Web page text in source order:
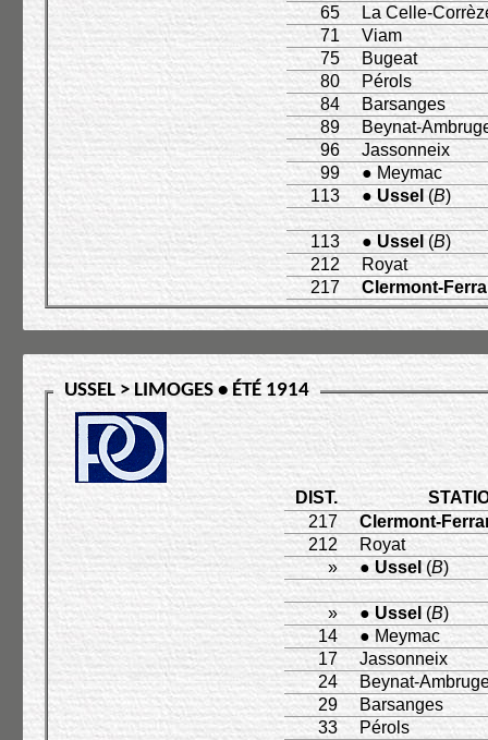
65
La Celle-
71
Viam
75
Bugeat
80
Pérols
84
Barsanges
89
Beynat-
96
Jassonneix
99
● Meymac
113
● Ussel (B)
113 ● Ussel (B)
212
Royat
217
Clermont-
USSEL > LIMOGES • ÉTÉ 1914
DIST.
217
Clermont-
212
Royat
»
● Ussel (B)
» ●Ussel (B)
14
● Meymac
17
Jassonneix
24
Beynat-
29
Barsanges
33
Pérols